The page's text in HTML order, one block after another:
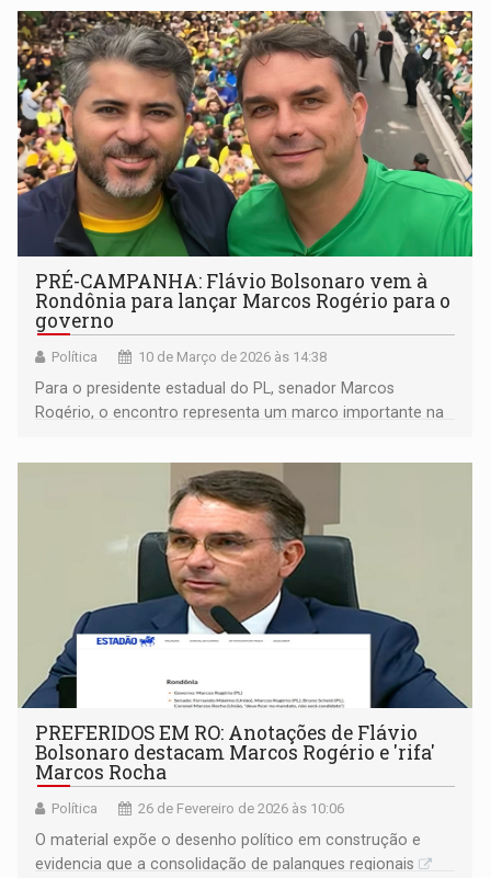
Paraná
PRÉ-CAMPANHA: Flávio Bolsonaro vem à
Rondônia para lançar Marcos Rogério para o
governo
Política 10 de Março de 2026 às 14:38
Para o presidente estadual do PL, senador Marcos
Rogério, o encontro representa um marco importante na
PREFERIDOS EM RO: Anotações de Flávio
Bolsonaro destacam Marcos Rogério e 'rifa'
Marcos Rocha
Política 26 de Fevereiro de 2026 às 10:06
O material expõe o desenho político em construção e
evidencia que a consolidação de palanques regionais